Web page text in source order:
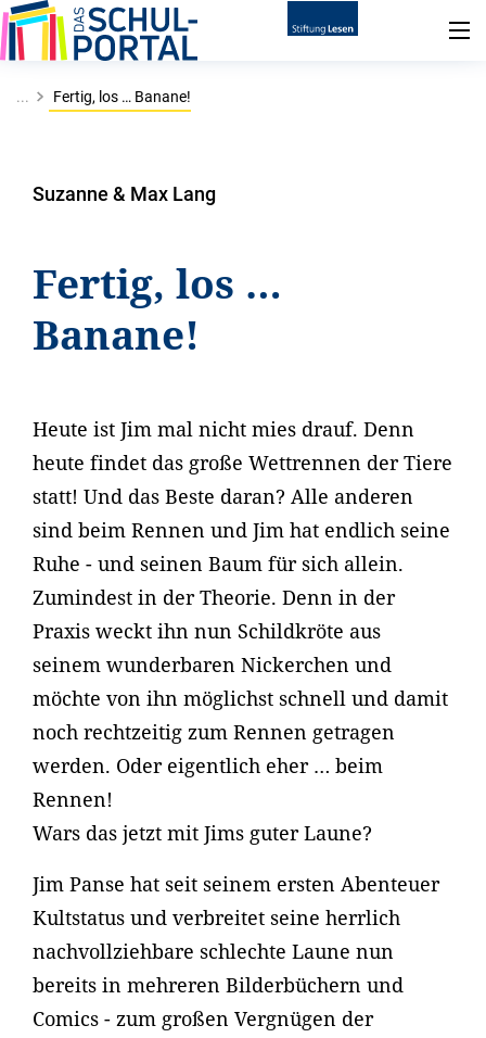
... Fertig, los … Banane!
Suzanne & Max Lang
Fertig, los …
Banane!
Heute ist Jim mal nicht mies drauf. Denn
heute findet das große Wettrennen der Tiere
statt! Und das Beste daran? Alle anderen
sind beim Rennen und Jim hat endlich seine
Ruhe - und seinen Baum für sich allein.
Zumindest in der Theorie. Denn in der
Praxis weckt ihn nun Schildkröte aus
seinem wunderbaren Nickerchen und
möchte von ihn möglichst schnell und damit
noch rechtzeitig zum Rennen getragen
werden. Oder eigentlich eher … beim
Rennen!
Wars das jetzt mit Jims guter Laune?
Jim Panse hat seit seinem ersten Abenteuer
Kultstatus und verbreitet seine herrlich
nachvollziehbare schlechte Laune nun
bereits in mehreren Bilderbüchern und
Comics - zum großen Vergnügen der